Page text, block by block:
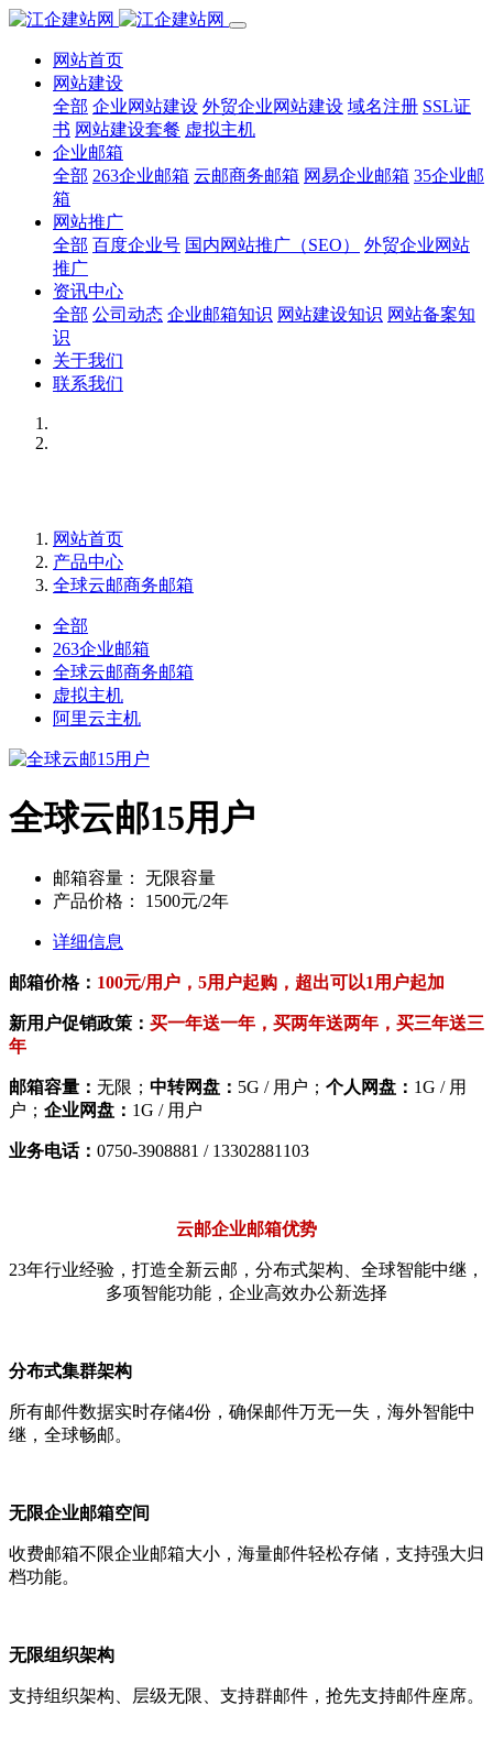
网站首页
网站建设
全部 企业网站建设 外贸企业网站建设 域名注册 SSL证
书 网站建设套餐 虚拟主机
企业邮箱
全部 263企业邮箱 云邮商务邮箱 网易企业邮箱 35企业邮
箱
网站推广
全部 百度企业号 国内网站推广（SEO）
外贸企业网站
推广
资讯中心
全部 公司动态 企业邮箱知识 网站建设知识 网站备案知
识
关于我们
联系我们
网站首页
产品中心
全球云邮商务邮箱
全部
263企业邮箱
全球云邮商务邮箱
虚拟主机
阿里云主机
全球云邮15用户
邮箱容量：
无限容量
产品价格：
1500元/2年
详细信息
邮箱价格： 100元/用户，5用户起购，超出可以1用户起加
新用户促销政策： 买一年送一年，买两年送两年，买三年送三
年
邮箱容量： 无限； 中转网盘： 5G / 用户； 个人网盘： 1G / 用
户； 企业网盘： 1G / 用户
业务电话： 0750-3908881 / 13302881103
云邮企业邮箱优势
23年行业经验，打造全新云邮，分布式架构、全球智能中继，
多项智能功能，企业高效办公新选择
分布式集群架构
所有邮件数据实时存储4份，确保邮件万无一失，海外智能中
继，全球畅邮。
无限企业邮箱空间
收费邮箱不限企业邮箱大小，海量邮件轻松存储，支持强大归
档功能。
无限组织架构
支持组织架构、层级无限、支持群邮件，抢先支持邮件座席。